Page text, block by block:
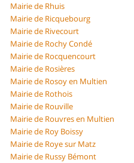
Mairie de Rhuis
Mairie de Ricquebourg
Mairie de Rivecourt
Mairie de Rochy Condé
Mairie de Rocquencourt
Mairie de Rosières
Mairie de Rosoy en Multien
Mairie de Rothois
Mairie de Rouville
Mairie de Rouvres en Multien
Mairie de Roy Boissy
Mairie de Roye sur Matz
Mairie de Russy Bémont